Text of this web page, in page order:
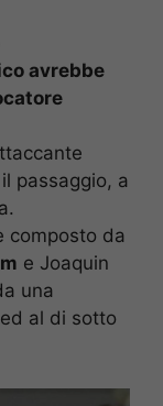
avrebbe
passaggio, a
composto da
e Joaquin
una
al di sotto